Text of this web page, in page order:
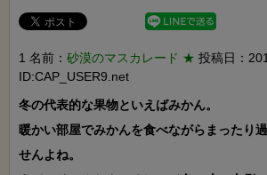
1 名前： 砂漠のマスカレード ★ 投稿日：
ID:CAP_USER9.net
冬の代表的な果物といえばみかん。
暖かい部屋でみかんを食べながらまったり
せんよね。